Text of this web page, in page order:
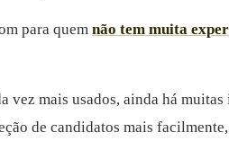
para quem não tem muita
vez mais usados, ainda há
de candidatos mais